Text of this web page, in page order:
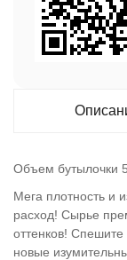
Объем бутылочки
Мега плотность и
расход! Сырье
оттенков!
новые